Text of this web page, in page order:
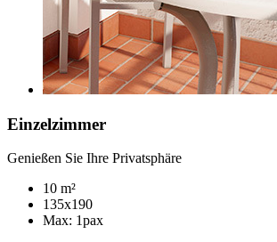
Einzelzimmer
Genießen Sie Ihre Privatsphäre
10 m²
135x190
Max: 1pax